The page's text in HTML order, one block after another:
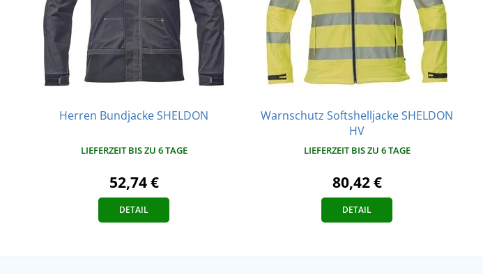
Herren Bundjacke SHELDON
LIEFERZEIT BIS ZU 6 TAGE
52,74 €
DETAIL
Warnschutz Softshelljacke SHELDON
HV
LIEFERZEIT BIS ZU 6 TAGE
80,42 €
DETAIL